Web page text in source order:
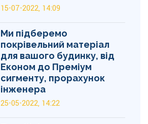
15-07-2022, 14:09
Ми підберемо
покрівельний матеріал
для вашого будинку, від
Економ до Преміум
сигменту, прорахунок
інженера
25-05-2022, 14:22